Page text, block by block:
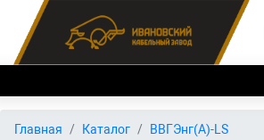
Главная
Главная Каталог
ВВГЭнг(А)-LS